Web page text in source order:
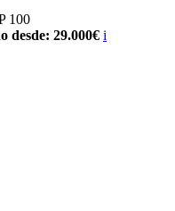
100
desde: 29.000€ i